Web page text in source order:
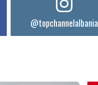
@topchannelalbania